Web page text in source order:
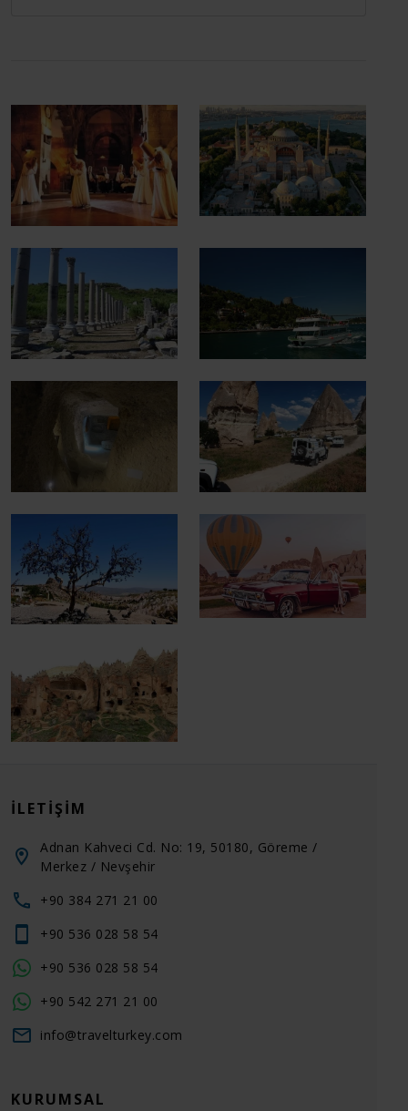
İLETIŞIM
Adnan Kahveci Cd. No: 19, 50180, Göreme /
Merkez / Nevşehir
+90 384 271 21 00
+90 536 028 58 54
+90 536 028 58 54
+90 542 271 21 00
info@travelturkey.com
KURUMSAL